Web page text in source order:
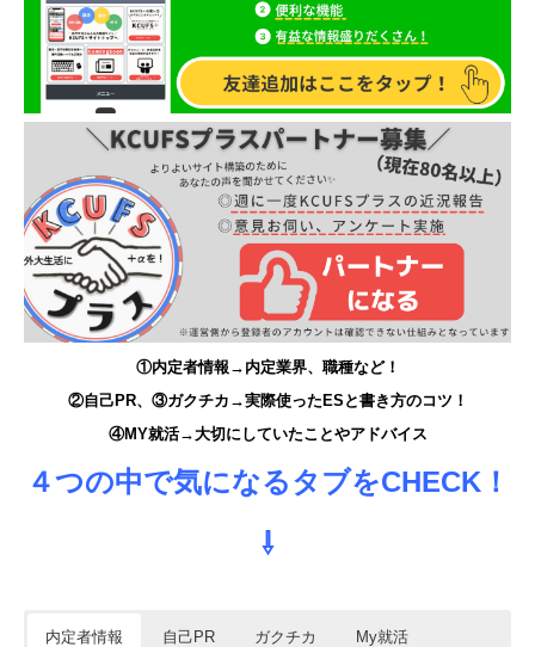
①内定者情報→内定業界、職種など！
②自己PR、③ガクチカ→実際使ったESと書き方のコツ！
④MY就活→大切にしていたことやアドバイス
４つの中で気になるタブをCHECK！
⇩
内定者情報 自己PR ガクチカ My就活